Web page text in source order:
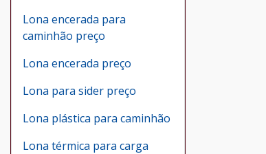
Lona encerada para
caminhão preço
Lona encerada preço
Lona para sider preço
Lona plástica para caminhão
Lona térmica para carga